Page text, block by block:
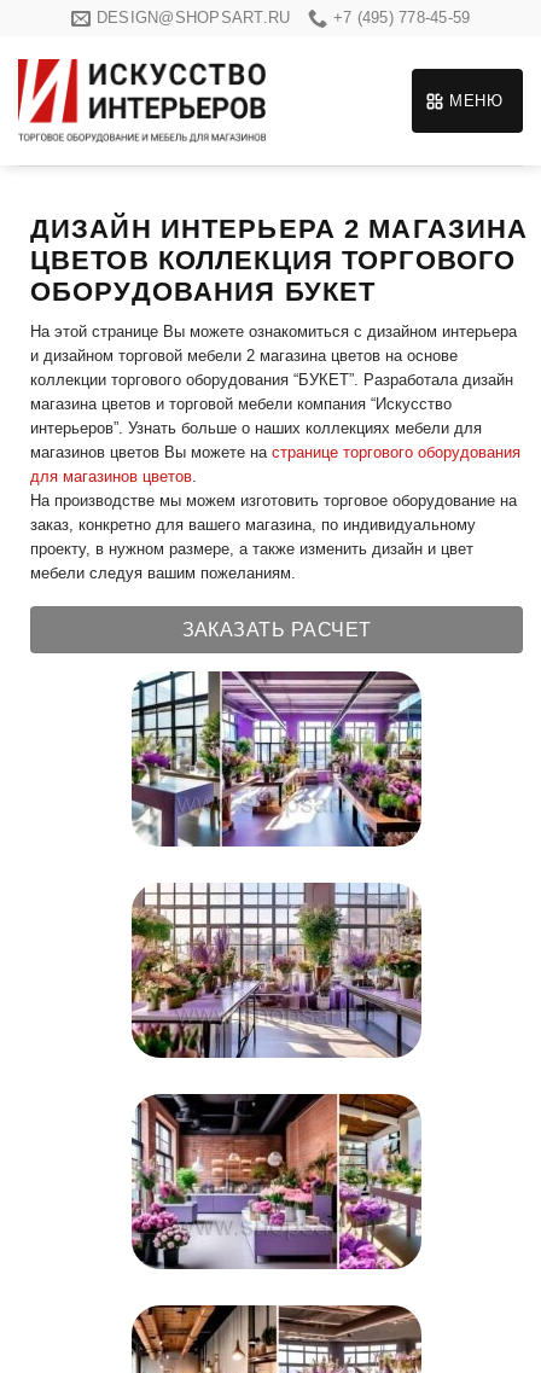
content
DESIGN@SHOPSART.RU +7 (495) 778-45-59
МЕНЮ
ДИЗАЙН ИНТЕРЬЕРА 2 МАГАЗИНА
ЦВЕТОВ КОЛЛЕКЦИЯ ТОРГОВОГО
ОБОРУДОВАНИЯ БУКЕТ
На этой странице Вы можете ознакомиться с дизайном интерьера
и дизайном торговой мебели 2 магазина цветов на основе
коллекции торгового оборудования “БУКЕТ”. Разработала дизайн
магазина цветов и торговой мебели компания “Искусство
интерьеров”. Узнать больше о наших коллекциях мебели для
магазинов цветов Вы можете на странице торгового оборудования
для магазинов цветов.
На производстве мы можем изготовить торговое оборудование на
заказ, конкретно для вашего магазина, по индивидуальному
проекту, в нужном размере, а также изменить дизайн и цвет
мебели следуя вашим пожеланиям.
ЗАКАЗАТЬ РАСЧЕТ